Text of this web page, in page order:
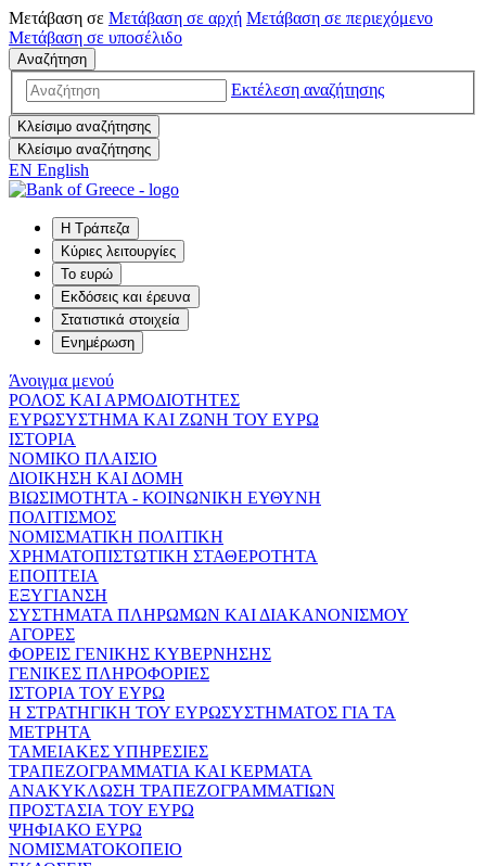
Μετάβαση σε Μετάβαση σε αρχή Μετάβαση σε περιεχόμενο
Μετάβαση σε υποσέλιδο
Αναζήτηση
Εκτέλεση αναζήτησης
Κλείσιμο αναζήτησης
Κλείσιμο αναζήτησης
EN English
Η Τράπεζα
Κύριες λειτουργίες
Το ευρώ
Εκδόσεις και έρευνα
Στατιστικά στοιχεία
Ενημέρωση
Άνοιγμα μενού
ΡΟΛΟΣ ΚΑΙ ΑΡΜΟΔΙΟΤΗΤΕΣ
ΕΥΡΩΣΥΣΤΗΜΑ ΚΑΙ ΖΩΝΗ ΤΟΥ ΕΥΡΩ
ΙΣΤΟΡΙΑ
ΝΟΜΙΚΟ ΠΛΑΙΣΙΟ
ΔΙΟΙΚΗΣΗ ΚΑΙ ΔΟΜΗ
ΒΙΩΣΙΜΟΤΗΤΑ - ΚΟΙΝΩΝΙΚΗ ΕΥΘΥΝΗ
ΠΟΛΙΤΙΣΜΟΣ
ΝΟΜΙΣΜΑΤΙΚΗ ΠΟΛΙΤΙΚΗ
ΧΡΗΜΑΤΟΠΙΣΤΩΤΙΚΗ ΣΤΑΘΕΡΟΤΗΤΑ
ΕΠΟΠΤΕΙΑ
ΕΞΥΓΙΑΝΣΗ
ΣΥΣΤΗΜΑΤΑ ΠΛΗΡΩΜΩΝ ΚΑΙ ΔΙΑΚΑΝΟΝΙΣΜΟΥ
ΑΓΟΡΕΣ
ΦΟΡΕΙΣ ΓΕΝΙΚΗΣ ΚΥΒΕΡΝΗΣΗΣ
ΓΕΝΙΚΕΣ ΠΛΗΡΟΦΟΡΙΕΣ
ΙΣΤΟΡΙΑ ΤΟΥ ΕΥΡΩ
Η ΣΤΡΑΤΗΓΙΚΗ ΤΟΥ ΕΥΡΩΣΥΣΤΗΜΑΤΟΣ ΓΙΑ ΤΑ
ΜΕΤΡΗΤΑ
ΤΑΜΕΙΑΚΕΣ ΥΠΗΡΕΣΙΕΣ
ΤΡΑΠΕΖΟΓΡΑΜΜΑΤΙΑ ΚΑΙ ΚΕΡΜΑΤΑ
ΑΝΑΚΥΚΛΩΣΗ ΤΡΑΠΕΖΟΓΡΑΜΜΑΤΙΩΝ
ΠΡΟΣΤΑΣΙΑ ΤΟΥ ΕΥΡΩ
ΨΗΦΙΑΚΟ ΕΥΡΩ
ΝΟΜΙΣΜΑΤΟΚΟΠΕΙΟ